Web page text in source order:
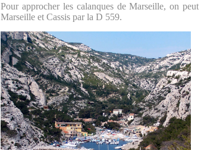
Pour approcher les calanques de Marseille, on
Marseille et Cassis par la D 559.